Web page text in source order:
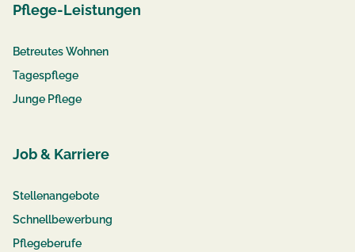
Pflege-Leistungen
Betreutes Wohnen
Tagespflege
Junge Pflege
Job & Karriere
Stellenangebote
Schnellbewerbung
Pflegeberufe